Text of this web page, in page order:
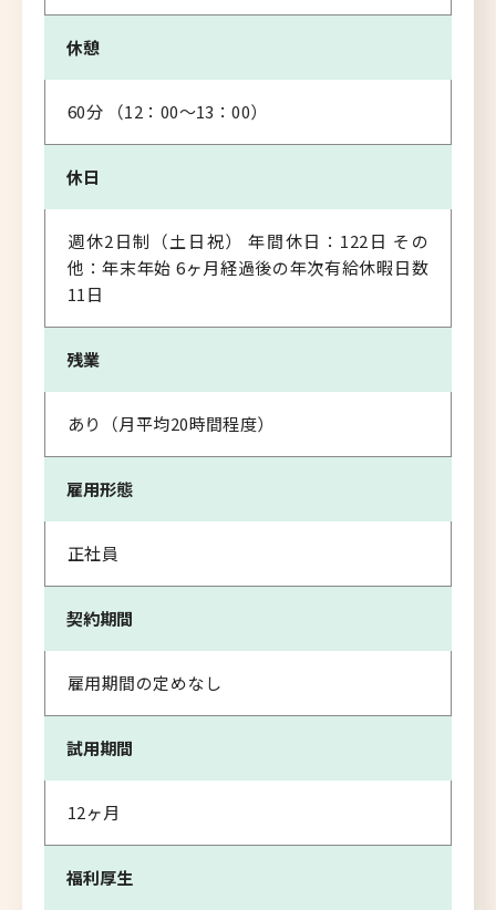
休憩
60分 （12：00～13：00）
休日
週休2日制（土日祝） 年間休日：122日 その
他：年末年始 6ヶ月経過後の年次有給休暇日数
11日
残業
あり（月平均20時間程度）
雇用形態
正社員
契約期間
雇用期間の定めなし
試用期間
12ヶ月
福利厚生